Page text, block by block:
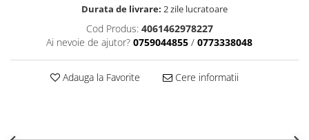
Durata de livrare: 2 zile lucratoare
Cod Produs: 4061462978227
Ai nevoie de ajutor? 0759044855 / 0773338048
Adauga la Favorite Cere informatii